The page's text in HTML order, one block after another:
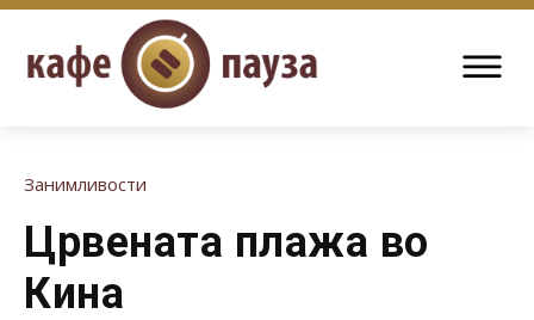
Занимливости
Црвената плажа во
Кина